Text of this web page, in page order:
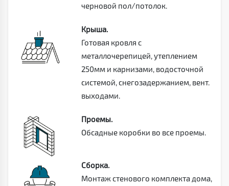
черновой пол/потолок.
Крыша.
Готовая кровля с
металлочерепицей, утеплением
250мм и карнизами, водосточной
системой, снегозадержанием, вент.
выходами.
Проемы.
Обсадные коробки во все проемы.
Сборка.
Монтаж стенового комплекта дома,